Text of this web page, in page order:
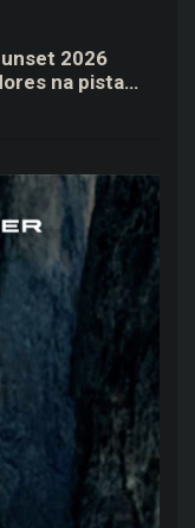
2026
na pista
neste